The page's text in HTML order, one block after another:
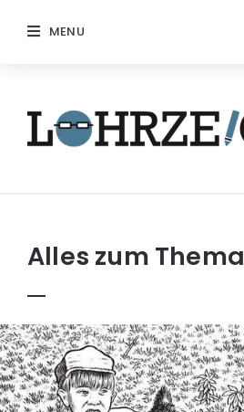
MENU
Alles zum Thema